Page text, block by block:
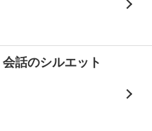
話のシルエット